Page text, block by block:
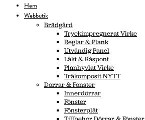
Hem
Webbutik
Brädgård
Tryckimpregnerat Virke
Reglar & Plank
Utvändig Panel
Läkt & Råspont
Planhyvlat Virke
Träkomposit NYTT
Dörrar & Fönster
Innerdörrar
Fönster
Fönsterplåt